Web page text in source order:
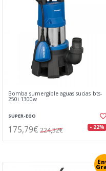
Bomba sumergible aguas sucias bts-
250i 1300w
SUPER-EGO
175,79€ 224,32€ - 22%